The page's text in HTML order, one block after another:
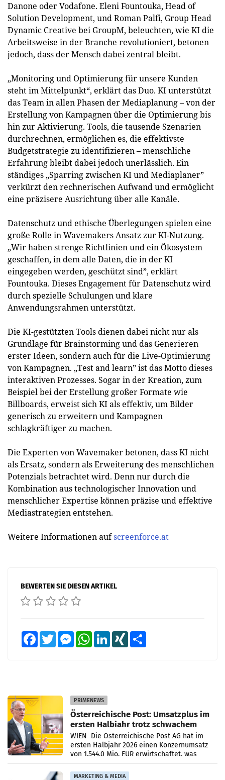
Danone oder Vodafone. Eleni Fountouka, Head of
Solution Development, und Roman Palfi, Group Head
Dynamic Creative bei GroupM, beleuchten, wie KI die
Arbeitsweise in der Branche revolutioniert, betonen
jedoch, dass der Mensch dabei zentral bleibt.
„Monitoring und Optimierung für unsere Kunden
steht im Mittelpunkt“, erklärt das Duo. KI unterstützt
das Team in allen Phasen der Mediaplanung – von der
Erstellung von Kampagnen über die Optimierung bis
hin zur Aktivierung. Tools, die tausende Szenarien
durchrechnen, ermöglichen es, die effektivste
Budgetstrategie zu identifizieren – menschliche
Erfahrung bleibt dabei jedoch unerlässlich. Ein
ständiges „Sparring zwischen KI und Mediaplaner”
verkürzt den rechnerischen Aufwand und ermöglicht
eine präzisere Ausrichtung über alle Kanäle.
Datenschutz und ethische Überlegungen spielen eine
große Rolle in Wavemakers Ansatz zur KI-Nutzung.
„Wir haben strenge Richtlinien und ein Ökosystem
geschaffen, in dem alle Daten, die in der KI
eingegeben werden, geschützt sind”, erklärt
Fountouka. Dieses Engagement für Datenschutz wird
durch spezielle Schulungen und klare
Anwendungsrahmen unterstützt.
Die KI-gestützten Tools dienen dabei nicht nur als
Grundlage für Brainstorming und das Generieren
erster Ideen, sondern auch für die Live-Optimierung
von Kampagnen. „Test and learn” ist das Motto dieses
interaktiven Prozesses. Sogar in der Kreation, zum
Beispiel bei der Erstellung großer Formate wie
Billboards, erweist sich KI als effektiv, um Bilder
generisch zu erweitern und Kampagnen
schlagkräftiger zu machen.
Die Experten von Wavemaker betonen, dass KI nicht
als Ersatz, sondern als Erweiterung des menschlichen
Potenzials betrachtet wird. Denn nur durch die
Kombination aus technologischer Innovation und
menschlicher Expertise können präzise und effektive
Mediastrategien entstehen.
Weitere Informationen aufscreenforce.at
BEWERTEN SIE DIESEN ARTIKEL
FacebookTwitter MessengerWhatsAppLinkedInXING
PRIMENEWS
Österreichische Post: Umsatzplus im
ersten Halbjahr trotz schwachem
Briefgeschäft
WIEN Die Österreichische Post AG hat im
ersten Halbjahr 2026 einen Konzernumsatz
von 1.544,0 Mio. EUR erwirtschaftet, was
einem Plus von 3,8 Prozent gegenüber dem
Vergleichszeitraum
MARKETING & MEDIA